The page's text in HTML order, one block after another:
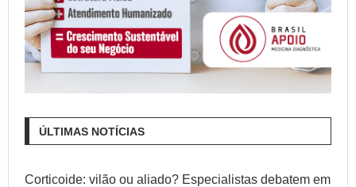
ÚLTIMAS NOTÍCIAS
Corticoide: vilão ou aliado? Especialistas debatem em